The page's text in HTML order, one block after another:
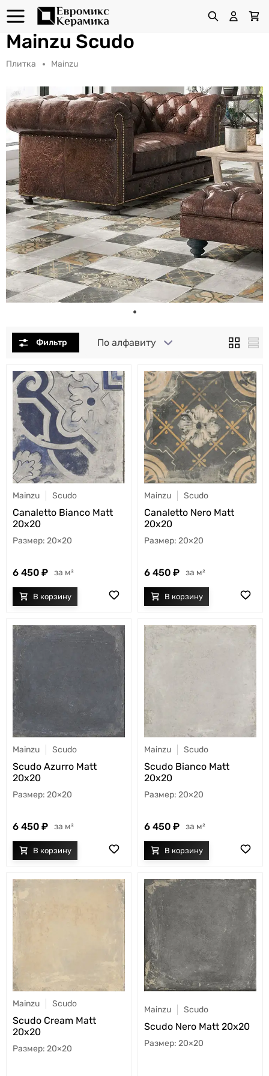
Mainzu Scudo
Плитка Mainzu
По алфавиту
Mainzu Scudo
Canaletto Bianco Matt
20x20
20×20
6 450 м²
Mainzu Scudo
Canaletto Nero Matt
20x20
20×20
6 450 м²
Mainzu Scudo
Scudo Azurro Matt
20x20
20×20
6 450 м²
Mainzu Scudo
Scudo Bianco Matt
20x20
20×20
6 450 м²
Mainzu Scudo
Scudo Cream Matt
20x20
20×20
Mainzu Scudo
Scudo Nero Matt 20x20
20×20